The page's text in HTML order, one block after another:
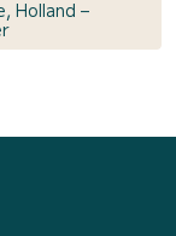
Holland –